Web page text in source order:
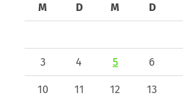
M
D M D
3 4 5 6
10 11 12 13